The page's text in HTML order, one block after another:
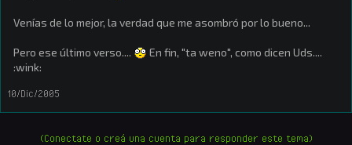
Venías de lo mejor, la verdad que me asombró por lo bueno...
Pero ese último verso....
En fin, "ta weno", como dicen Uds....
:wink:
10/Dic/2005
(Conectate o creá una cuenta para responder este tema)